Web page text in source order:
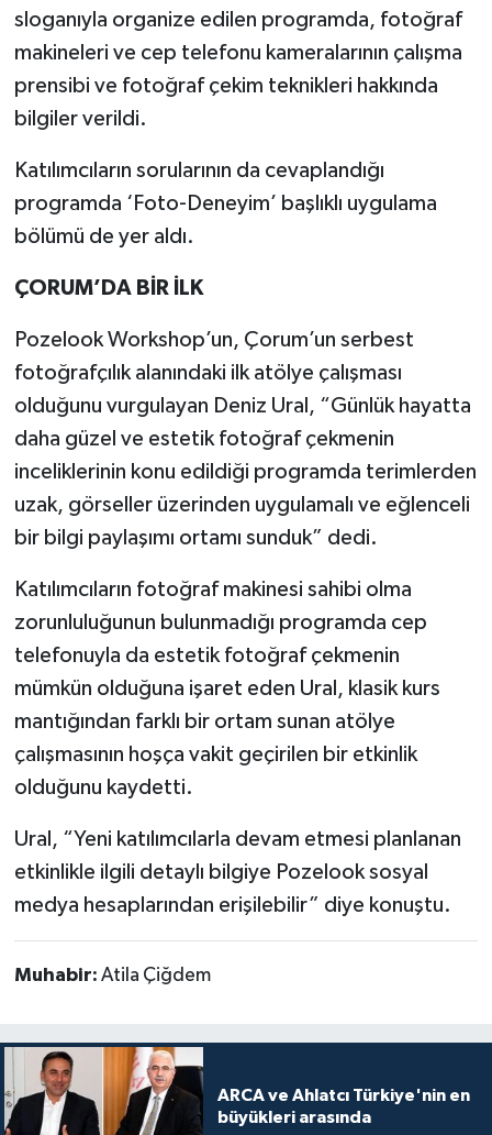
sloganıyla organize edilen programda, fotoğraf
makineleri ve cep telefonu kameralarının çalışma
prensibi ve fotoğraf çekim teknikleri hakkında
bilgiler verildi.
Katılımcıların sorularının da cevaplandığı
programda ‘Foto-Deneyim’ başlıklı uygulama
bölümü de yer aldı.
ÇORUM’DA BİR İLK
Pozelook Workshop’un, Çorum’un serbest
fotoğrafçılık alanındaki ilk atölye çalışması
olduğunu vurgulayan Deniz Ural, “Günlük hayatta
daha güzel ve estetik fotoğraf çekmenin
inceliklerinin konu edildiği programda terimlerden
uzak, görseller üzerinden uygulamalı ve eğlenceli
bir bilgi paylaşımı ortamı sunduk” dedi.
Katılımcıların fotoğraf makinesi sahibi olma
zorunluluğunun bulunmadığı programda cep
telefonuyla da estetik fotoğraf çekmenin
mümkün olduğuna işaret eden Ural, klasik kurs
mantığından farklı bir ortam sunan atölye
çalışmasının hoşça vakit geçirilen bir etkinlik
olduğunu kaydetti.
Ural, “Yeni katılımcılarla devam etmesi planlanan
etkinlikle ilgili detaylı bilgiye Pozelook sosyal
medya hesaplarından erişilebilir” diye konuştu.
Muhabir: Atila Çiğdem
ARCA ve Ahlatcı Türkiye'nin en
büyükleri arasında